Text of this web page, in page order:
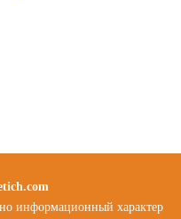
информационный характер